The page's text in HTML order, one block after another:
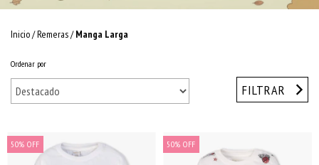
Inicio/Remeras/ Manga Larga
Ordenar por
FILTRAR
50% OFF 50% OFF